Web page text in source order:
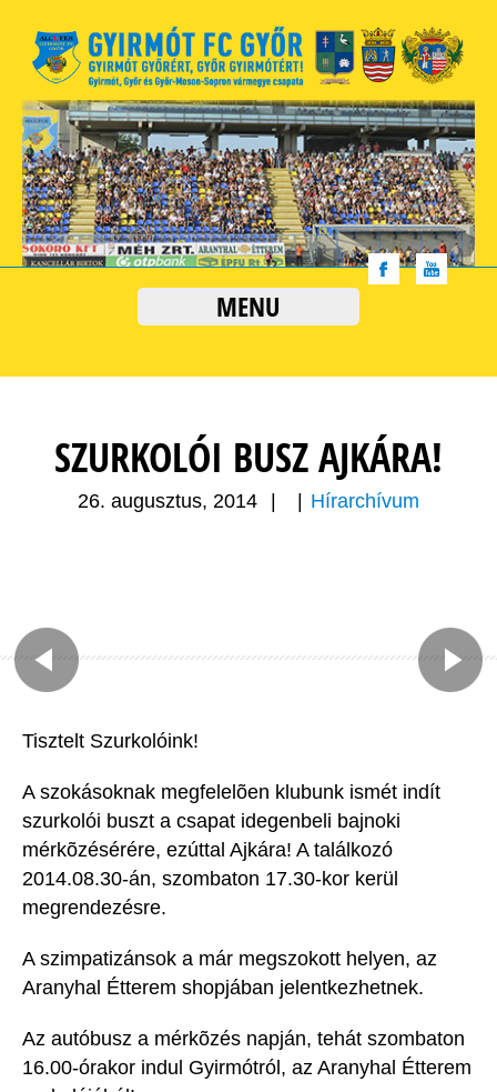
MENU
SZURKOLÓI BUSZ AJKÁRA!
26. augusztus, 2014 Hírarchívum
Tisztelt Szurkolóink!
A szokásoknak megfelelõen klubunk ismét indít
szurkolói buszt a csapat idegenbeli bajnoki
mérkõzésérére, ezúttal Ajkára! A találkozó
2014.08.30-án, szombaton 17.30-kor kerül
megrendezésre.
A szimpatizánsok a már megszokott helyen, az
Aranyhal Étterem shopjában jelentkezhetnek.
Az autóbusz a mérkõzés napján, tehát szombaton
16.00-órakor indul Gyirmótról, az Aranyhal Étterem